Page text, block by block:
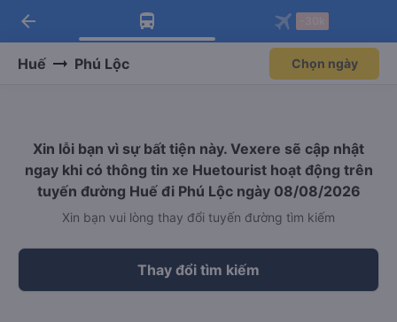
Tải app Vexere ngay!
Nhận ưu đãi thành viên độc
Mở app
Tải app Vexere
-30k/ghế khi đặt vé máy bay qua
Mở app
arrow_back
Huế Phú Lộc Chọn ngày
Xin lỗi bạn vì sự bất tiện này. Vexere sẽ cập nhật
ngay khi có thông tin xe Huetourist hoạt động trên
tuyến đường Huế đi Phú Lộc ngày 08/08/2026
Xin bạn vui lòng thay đổi tuyến đường tìm kiếm
Thay đổi tìm kiếm